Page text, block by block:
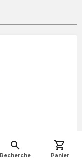
search
Recherche
shopping_cart
Panier
arrow_forward
navigate_before